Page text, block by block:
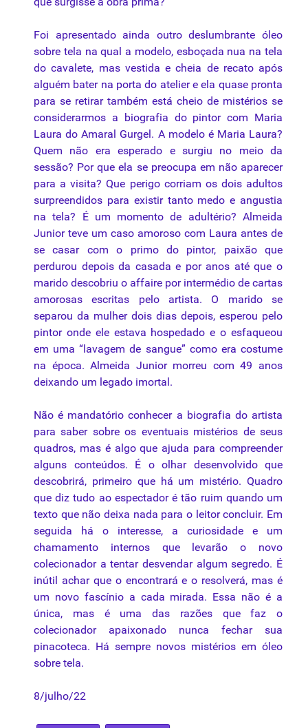
Foi apresentado ainda outro deslumbrante óleo
sobre tela na qual a modelo, esboçada nua na tela
do cavalete, mas vestida e cheia de recato após
alguém bater na porta do atelier e ela quase pronta
para se retirar também está cheio de mistérios se
considerarmos a biografia do pintor com Maria
Laura do Amaral Gurgel. A modelo é Maria Laura?
Quem não era esperado e surgiu no meio da
sessão? Por que ela se preocupa em não aparecer
para a visita? Que perigo corriam os dois adultos
surpreendidos para existir tanto medo e angustia
na tela? É um momento de adultério? Almeida
Junior teve um caso amoroso com Laura antes de
se casar com o primo do pintor, paixãoque
perdurou depois da casada e por anos até que o
marido descobriu o affaire por intermédio de cartas
amorosas escritas pelo artista. O marido se
separou da mulher dois dias depois, esperou pelo
pintor onde ele estava hospedado e o esfaqueou
em uma “lavagem de sangue” como era costume
na época. Almeida Junior morreu com 49 anos
deixando um legado imortal.
Não é mandatório conhecer a biografia do artista
para saber sobre os eventuais mistérios de seus
quadros, mas é algo que ajuda para compreender
alguns conteúdos. É o olhar desenvolvido que
descobrirá, primeiro que há um mistério. Quadro
que diz tudo ao espectador é tão ruim quando um
texto que não deixa nada para o leitor concluir. Em
seguida há o interesse, a curiosidade e um
chamamento internos que levarão o novo
colecionador a tentar desvendar algum segredo. É
inútil achar que o encontrará e o resolverá, mas é
um novo fascínio a cada mirada. Essa não é a
única, mas é uma das razões que faz o
colecionador apaixonado nunca fechar sua
pinacoteca. Há sempre novos mistérios em óleo
sobre tela.
8/julho/22